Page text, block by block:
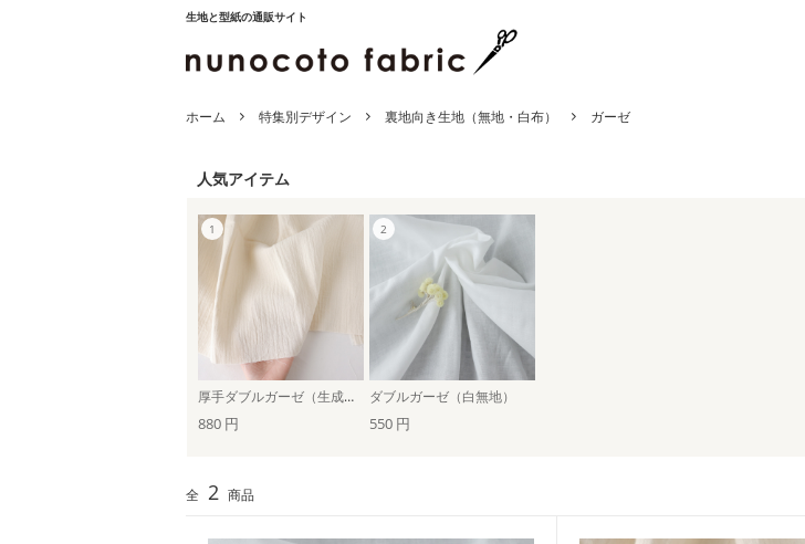
生地と型紙の通販サイト
ホーム 特集別デザイン 裏地向き生地（無地・白布） ガーゼ
人気アイテム
厚手ダブルガーゼ（生成り・無地） ダブルガーゼ（白無地）
880 円 550 円
全 2 商品